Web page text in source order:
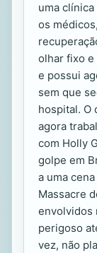
uma
os
olhar fixo e
e possui
sem que
hospital. O
agora
com Holly
golpe em
a uma
Massacre
envolvidos
perigoso
vez, não